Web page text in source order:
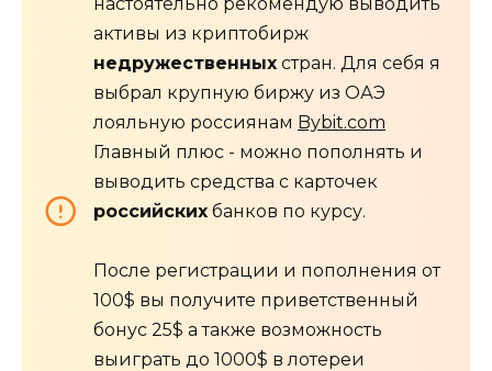
активы из криптобирж
недружественных стран. Для себя я
выбрал крупную биржу из ОАЭ
лояльную россиянам Bybit.com
Главный плюс - можно пополнять и
выводить средства с карточек
российских банков по курсу.
После регистрации и пополнения от
100$ вы получите приветственный
бонус 25$ а также возможность
выиграть до 1000$ в лотереи